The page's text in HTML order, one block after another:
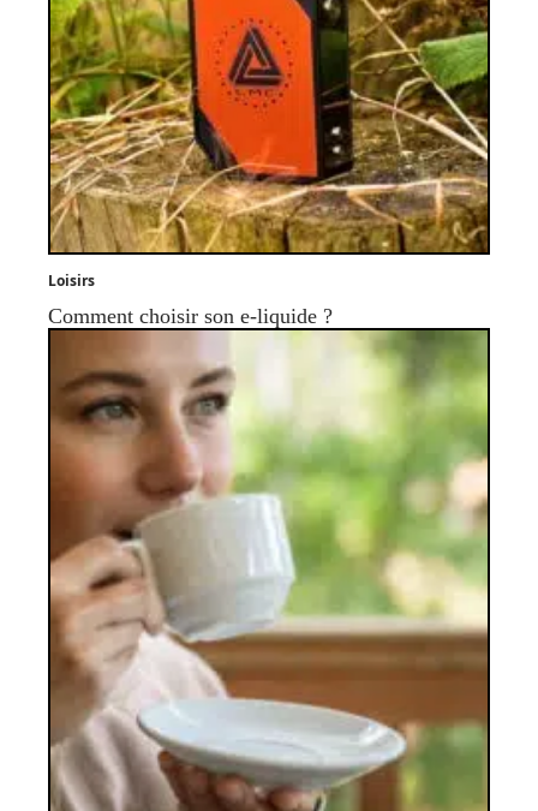
Loisirs
Comment choisir son e-liquide ?